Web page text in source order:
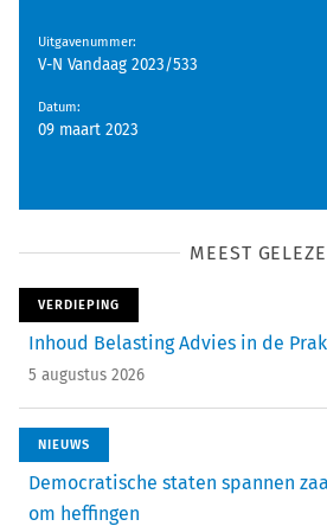
Uitgavenummer:
V-N Vandaag 2023/533
Datum:
09 maart 2023
MEEST
VERDIEPING
Inhoud Belasting Advies in de
5 augustus 2026
NIEUWS
Democratische staten spannen
om heffingen